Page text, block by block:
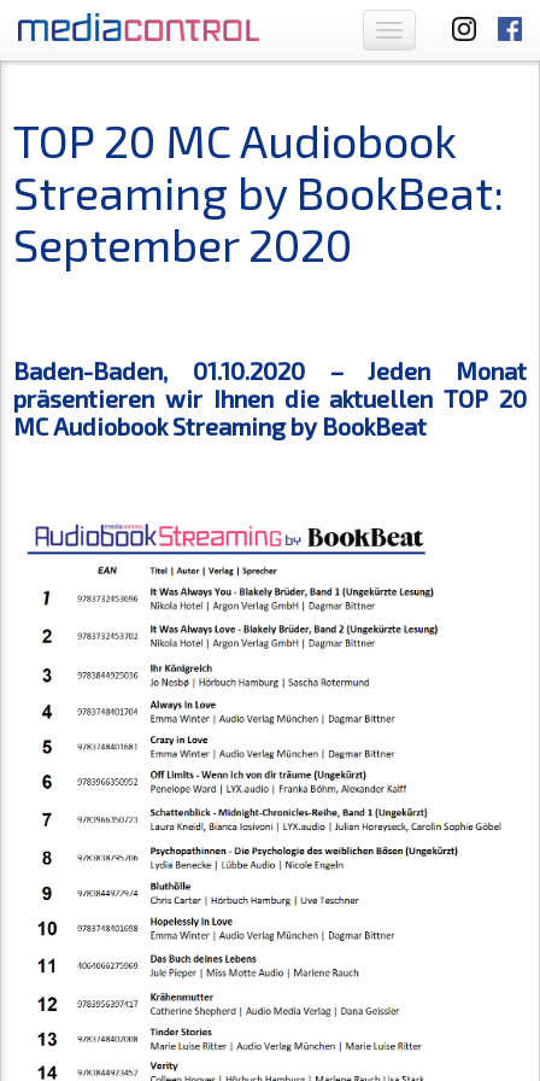
Toggle
navigation
TOP 20 MC Audiobook
Streaming by BookBeat:
September 2020
Baden-Baden, 01.10.2020 – Jeden Monat
präsentieren wir Ihnen die aktuellen TOP 20
MC Audiobook Streaming by BookBeat